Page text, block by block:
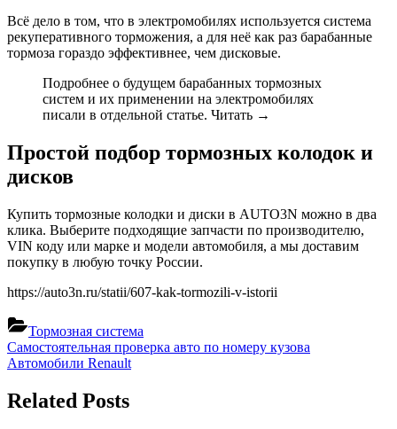
Всё дело в том, что в электромобилях используется система
рекуперативного торможения, а для неё как раз барабанные
тормоза гораздо эффективнее, чем дисковые.
Подробнее о будущем барабанных тормозных
систем и их применении на электромобилях
писали в отдельной статье. Читать →
Простой подбор тормозных колодок и
дисков
Купить тормозные колодки и диски в AUTO3N можно в два
клика. Выберите подходящие запчасти по производителю,
VIN коду или марке и модели автомобиля, а мы доставим
покупку в любую точку России.
https://auto3n.ru/statii/607-kak-tormozili-v-istorii
Тормозная система
Навигация
по
записям
Previous
Post:
Самостоятельная проверка авто по номеру кузова
Next
Автомобили Renault
Related Posts